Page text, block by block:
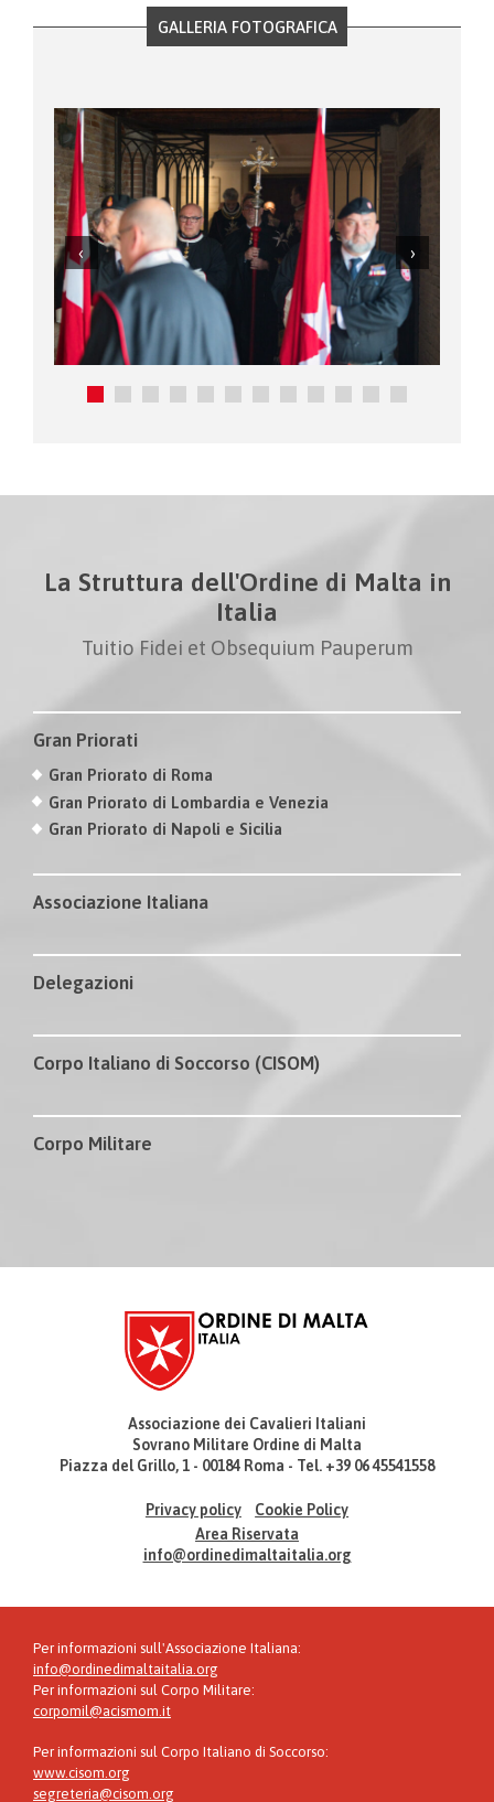
GALLERIA FOTOGRAFICA
La Struttura dell'Ordine di Malta in
Italia
Tuitio Fidei et Obsequium Pauperum
Gran Priorati
Gran Priorato di Roma
Gran Priorato di Lombardia e Venezia
Gran Priorato di Napoli e Sicilia
Associazione Italiana
Delegazioni
Corpo Italiano di Soccorso (CISOM)
Corpo Militare
Associazione dei Cavalieri Italiani
Sovrano Militare Ordine di Malta
Piazza del Grillo, 1 - 00184 Roma - Tel. +39 06 45541558
Privacy policy
Cookie Policy
Area Riservata
info@ordinedimaltaitalia.org
Per informazioni sull'Associazione Italiana:
info@ordinedimaltaitalia.org
Per informazioni sul Corpo Militare:
corpomil@acismom.it
Per informazioni sul Corpo Italiano di Soccorso:
www.cisom.org
segreteria@cisom.org